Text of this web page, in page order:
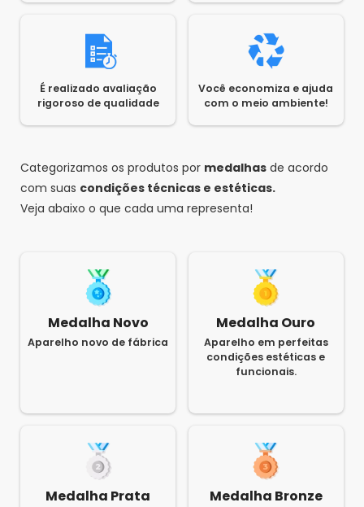
Rodrigo
O processador deste computar é um AMD
X4; Phenom II X2; Phenom II X3; Phenom II X4 ou
Phenom II X6?
Responder
Olá Rodrigo, esse é AMD PHENOM II 550
Atenciosamente, Saldão da Informática
É realizado avaliação
rigoroso de qualidade
Você economiza e ajuda
com o meio ambiente!
Categorizamos os produtos por medalhas de acordo
com suas condições técnicas e estéticas.
Veja abaixo o que cada uma representa!
Medalha Novo
Aparelho novo de fábrica
Medalha Ouro
Aparelho em perfeitas
condições estéticas e
funcionais.
Medalha Prata Medalha Bronze